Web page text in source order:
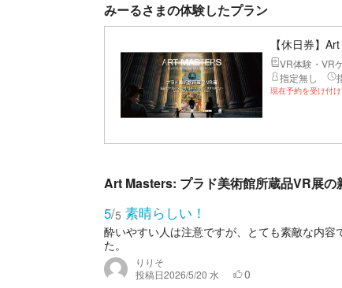
みーるさまの体験したプラン
【休日券】
VR体験・VR
指定無し
現在予約を受け付
Art Masters: プラド美術館所蔵品VR展の
5/5 素晴らしい！
酔いやすい人は注意ですが、とても素敵な内
た。
りりそ
投稿日2026/5/20 水 0